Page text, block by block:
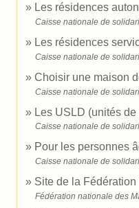
Les résidences
Caisse nationale de
Les résidences
Caisse nationale de
Choisir une maison
Caisse nationale de
Les USLD (unités
Caisse nationale de
Pour les personnes
Caisse nationale de
Site de la
Fédération nationale des